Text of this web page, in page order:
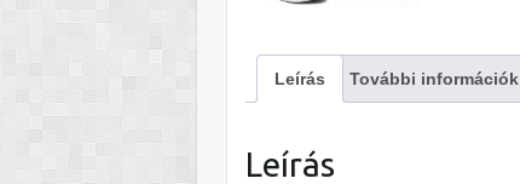
Leírás További információk
Leírás